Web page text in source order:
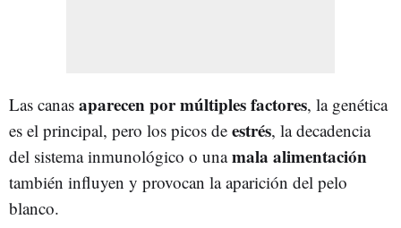
Las canas aparecen por múltiples factores, la genética
es el principal, pero los picos de estrés, la decadencia
del sistema inmunológico o unamala alimentación
también influyen y provocan la aparición del pelo
blanco.